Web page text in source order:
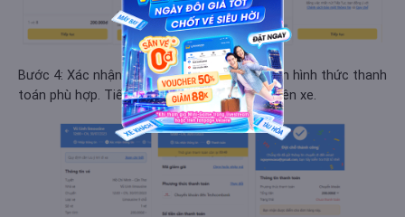
Bước 4: Xác nhận lại thông tin đặt vé và chọn hình thức thanh
toán phù hợp. Tiến hành thanh toán và chờ lên xe.